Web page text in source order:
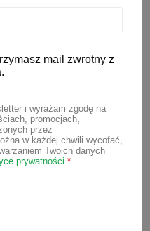
połowy roku
że
mu pierwszy
ziemniaczka.
gotowość
podawanie
maluch
zwane
diety
mail zwrotny z
i wyrażam zgodę na
promocjach,
przez
w każdej chwili wycofać,
Twoich danych
prywatności *